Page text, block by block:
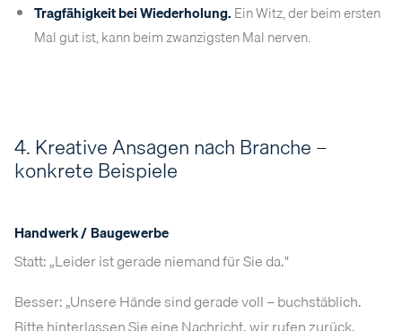
Tragfähigkeit bei Wiederholung. Ein Witz, der beim ersten
Mal gut ist, kann beim zwanzigsten Mal nerven.
4. Kreative Ansagen nach Branche –
konkrete Beispiele
Handwerk / Baugewerbe
Statt: „Leider ist gerade niemand für Sie da."
Besser: „Unsere Hände sind gerade voll – buchstäblich.